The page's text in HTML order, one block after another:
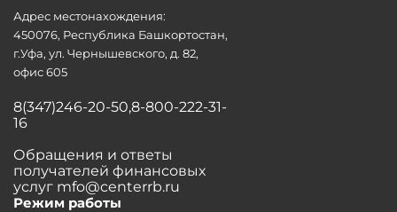
Адрес местонахождения:
450076, Республика Башкортостан,
г.Уфа, ул. Чернышевского, д. 82,
офис 605
8(347)246-20-50,8-800-222-31-
16
Обращения и ответы
получателей финансовых
услуг mfo@centerrb.ru
Режим работы